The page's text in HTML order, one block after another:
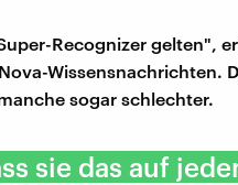
Recognizer gelten",
Wissensnachrichten.
sogar schlechter.
sie das auf